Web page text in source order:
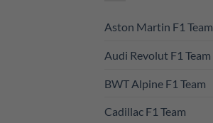
Aston Martin F1 Team
Audi Revolut F1 Team
BWT Alpine F1 Team
Cadillac F1 Team